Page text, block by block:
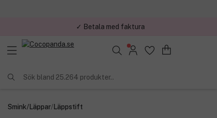
✓ Trygg E-handel
Sök bland 25.264 produkter..
Smink/Läppar/Läppstift